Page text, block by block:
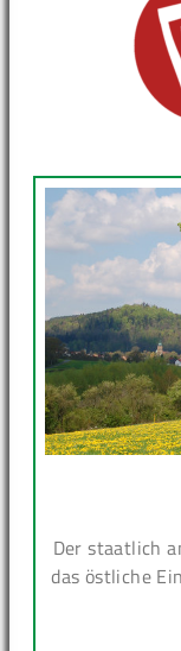
Der staatlich
das östliche